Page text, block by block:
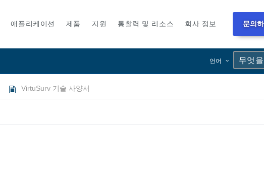
애플리케이션 제품 지원 통찰력 및 리소스 회사 정보 문의
언어
VirtuSurv 기술 사양서